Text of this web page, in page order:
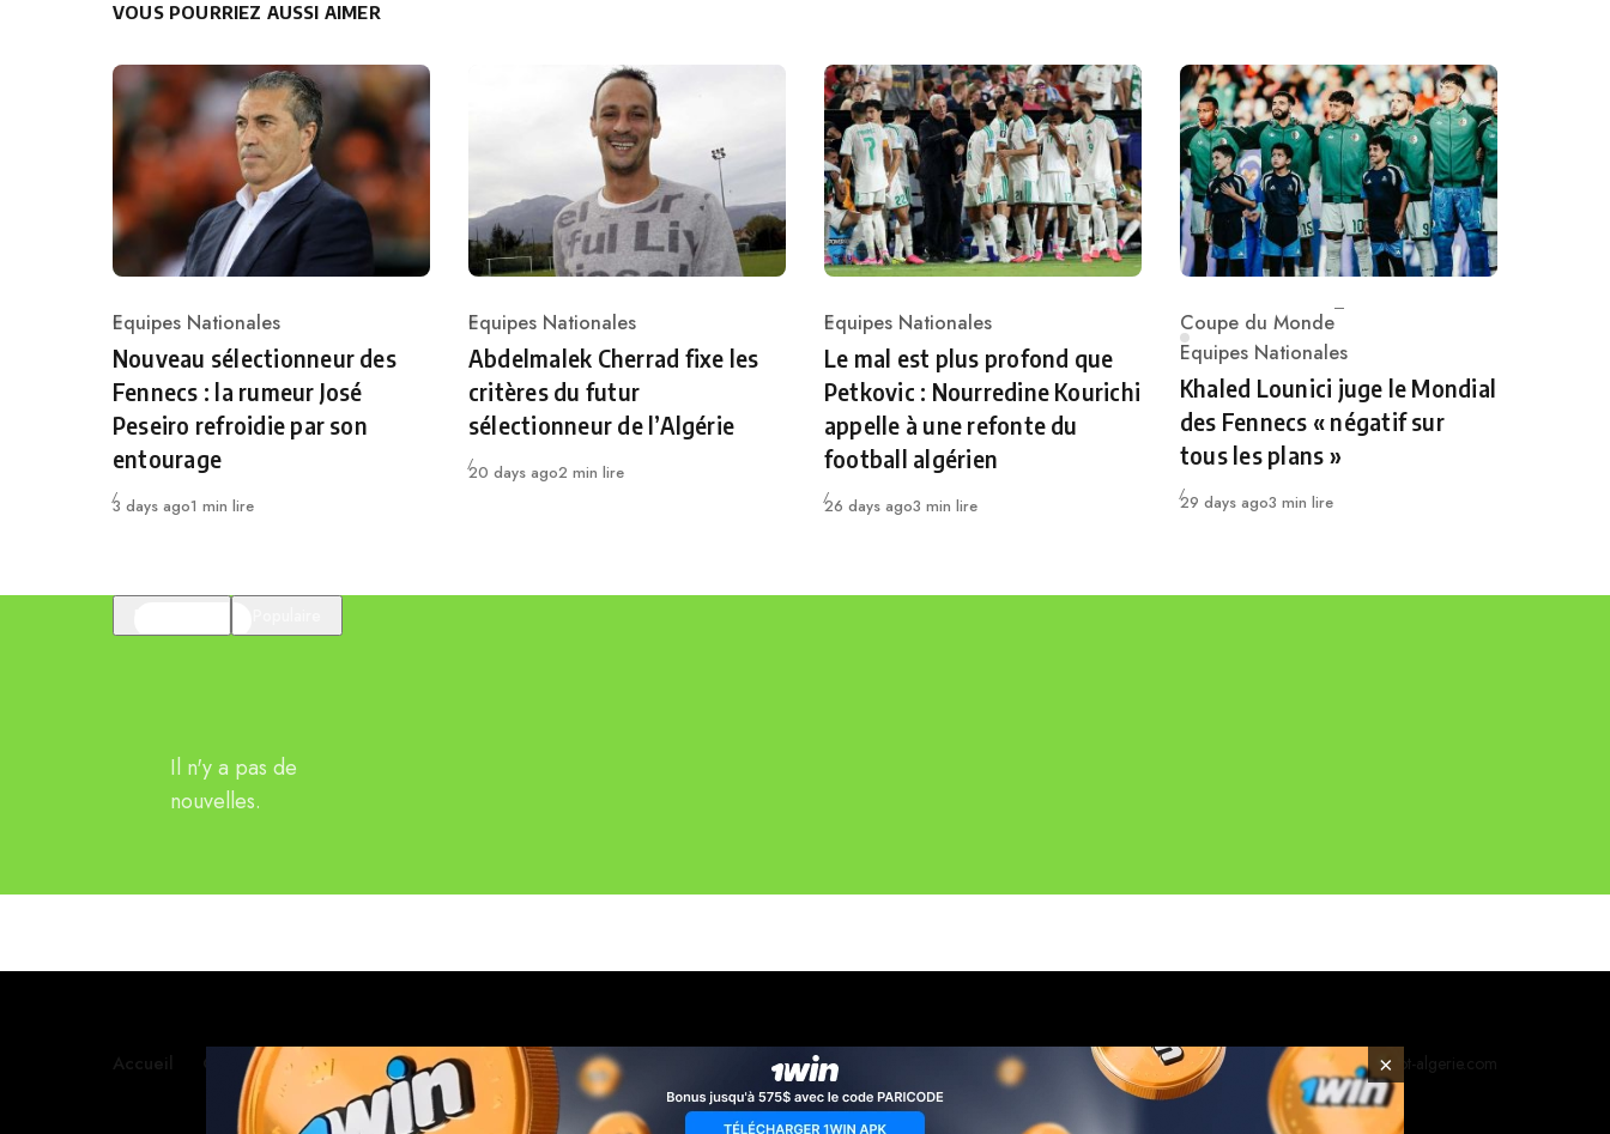
VOUS POURRIEZ AUSSI AIMER
Category
Equipes Nationales
Nouveau sélectionneur des
Fennecs : la rumeur José
Peseiro refroidie par son
entourage
Publié
3 days ago1 min lire
Category
Equipes Nationales
Abdelmalek Cherrad fixe les
critères du futur
sélectionneur de l’Algérie
Publié
20 days ago2 min lire
Category
Equipes Nationales
Le mal est plus profond que
Petkovic : Nourredine Kourichi
appelle à une refonte du
football algérien
Publié
26 days ago3 min lire
Category
Coupe du Monde
Equipes Nationales
Khaled Lounici juge le Mondial
des Fennecs « négatif sur
tous les plans »
Publié
29 days ago3 min lire
Il n'y a pas de
nouvelles.
Accueil Contactez-nous © 2026 foot-algerie.com
×